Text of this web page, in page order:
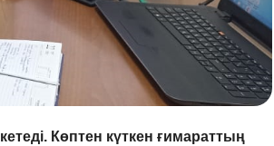
Көптен күткен ғимараттың